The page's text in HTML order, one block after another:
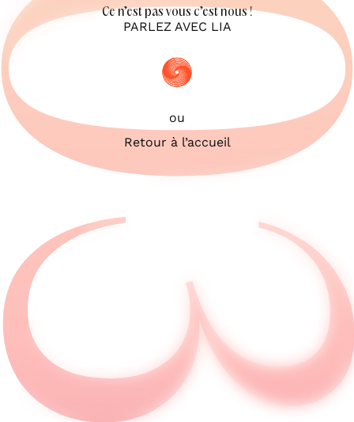
Ce n’est pas vous c’est nous !
PARLEZ AVEC LIA
ou
Retour à l’accueil